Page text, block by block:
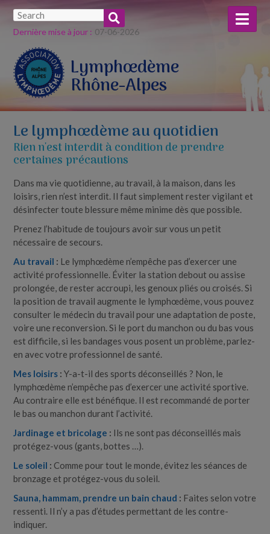
Dernière mise à jour : 07-​06-​2026
Lymphœdème
Rhône-Alpes
Le lymphœdème au quotidien
Rien n'est interdit à condition de prendre
certaines précautions
Dans ma vie quotidienne, au travail, à la maison, dans les
loisirs, rien n’est interdit. Il faut simplement rester vigilant et
désinfecter toute blessure même minime dès que possible.
Prenez l’habitude de toujours avoir sur vous un petit
nécessaire de secours.
Au travail : Le lymphœdème n’empêche pas d’exercer une
activité professionnelle. Éviter la station debout ou assise
prolongée, de rester accroupi, les genoux pliés ou croisés. Si
la position de travail augmente le lymphœdème, vous pouvez
consulter le médecin du travail pour une adaptation de poste,
voire une reconversion. Si le port du manchon ou du bas vous
est difficile, si les bandages vous posent un problème, parlez-​
en avec votre professionnel de santé.
Mes loisirs : Y-​a-​t-​il des sports déconseillés ? Non, le
lymphœdème n’empêche pas d’exercer une activité sportive.
Au contraire elle est bénéfique. Il est recommandé de porter
le bas ou manchon durant l’activité.
Jardinage et bricolage : Ils ne sont pas déconseillés mais
protégez-​vous (gants, bottes …).
Le soleil : Comme pour tout le monde, évitez les séances de
bronzage et protégez-​vous du soleil.
Sauna, hammam, prendre un bain chaud : Faites selon votre
ressenti. Il n’y a pas d’études permettant de les contre-
indiquer.